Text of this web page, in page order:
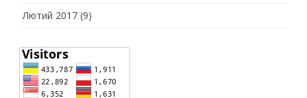
Лютий 2017 (9)